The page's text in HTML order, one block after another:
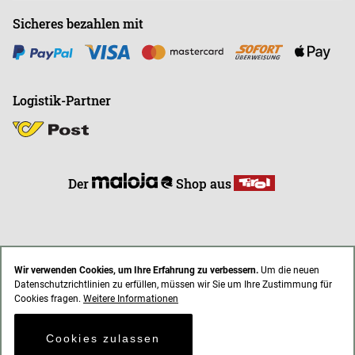
Wir verwenden Cookies, um Ihre Erfahrung zu verbessern. Um die neuen
Datenschutzrichtlinien zu erfüllen, müssen wir Sie um Ihre Zustimmung für
Cookies fragen. Weitere Informationen
Cookies zulassen
Sicheres bezahlen mit
Logistik-Partner
Der Shop aus
AGB Impressum Datenschutz
* Alle Preise inkl. gesetzl. Mehrwertsteuer zzgl. Versandkosten
© 2021 endless-riding.at. All Rights Reserved